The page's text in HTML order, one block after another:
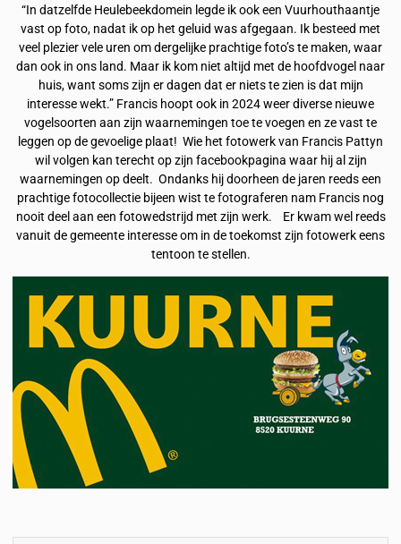
“In datzelfde Heulebeekdomein legde ik ook een Vuurhouthaantje
vast op foto, nadat ik op het geluid was afgegaan. Ik besteed met
veel plezier vele uren om dergelijke prachtige foto’s te maken, waar
dan ook in ons land. Maar ik kom niet altijd met de hoofdvogel naar
huis, want soms zijn er dagen dat er niets te zien is dat mijn
interesse wekt.” Francis hoopt ook in 2024 weer diverse nieuwe
vogelsoorten aan zijn waarnemingen toe te voegen en ze vast te
leggen op de gevoelige plaat! Wie het fotowerk van Francis Pattyn
wil volgen kan terecht op zijn facebookpagina waar hij al zijn
waarnemingen op deelt. Ondanks hij doorheen de jaren reeds een
prachtige fotocollectie bijeen wist te fotograferen nam Francis nog
nooit deel aan een fotowedstrijd met zijn werk. Er kwam wel reeds
vanuit de gemeente interesse om in de toekomst zijn fotowerk eens
tentoon te stellen.